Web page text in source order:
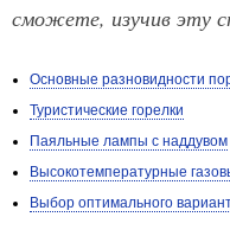
сможете, изучив эту
Основные разновидности
Туристические горелки
Паяльные лампы с наддувом
Высокотемпературные
Выбор оптимального